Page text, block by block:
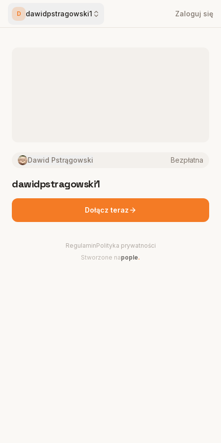
D dawidpstragowski1 Zaloguj się
Dawid Pstrągowski Bezpłatna
dawidpstragowski1
Dołącz teraz
RegulaminPolityka prywatności
Stworzone napople.